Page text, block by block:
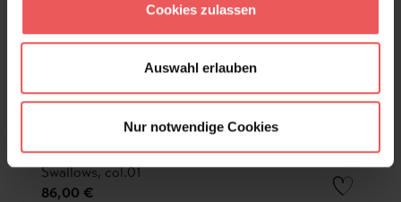
Cookies zulassen
Auswahl erlauben
Nur notwendige Cookies
Swallows, col.01
86,00 €